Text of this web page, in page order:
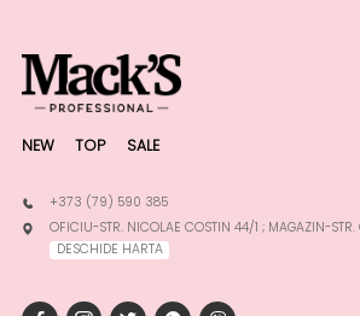
NEW TOP SALE
+373 (79) 590 385
OFICIU-STR. NICOLAE COSTIN 44/1 ; MAGAZIN-STR.
DESCHIDE HARTA